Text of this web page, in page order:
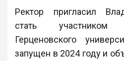
Ректор пригласил
стать
Герценовского
запущен в 2024 году и